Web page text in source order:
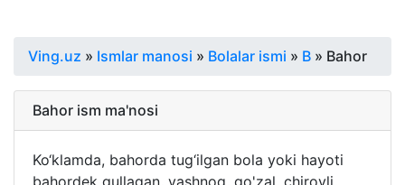
Ving.uz » Ismlar manosi » Bolalar ismi » B » Bahor
Bahor ism ma'nosi
Ko‘klamda, bahorda tug‘ilgan bola yoki hayoti
bahordek gullagan, yashnoq, go'zal, chiroyli,